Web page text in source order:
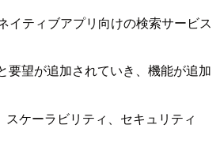
イティブアプリ向けの検索サービス
要望が追加されていき、機能が追加
スケーラビリティ、セキュリティ